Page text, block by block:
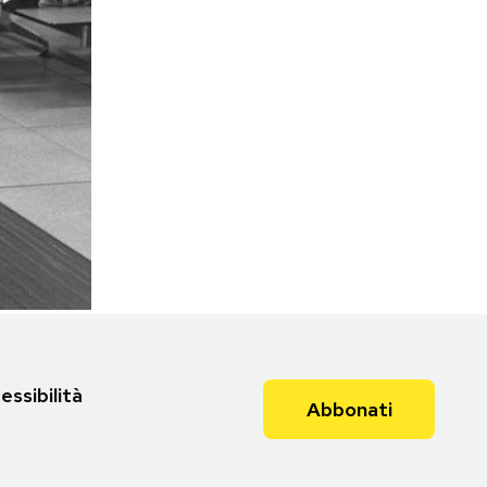
Abbonati